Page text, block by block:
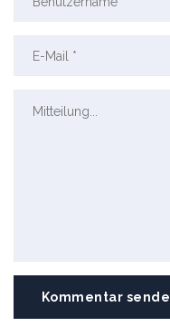
Kommentar